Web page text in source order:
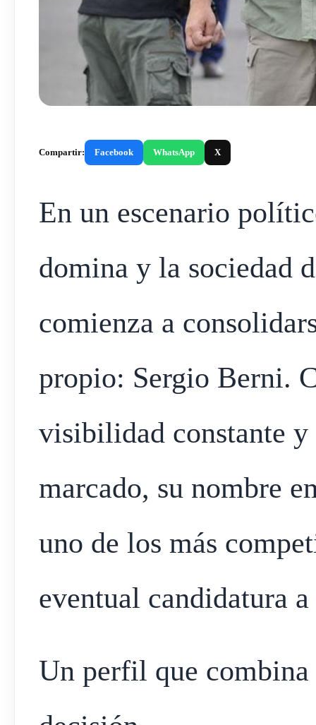
Compartir: Facebook WhatsApp X
En un escenario
domina y la sociedad
comienza a
propio: Sergio Berni.
visibilidad constante
marcado, su nombre
uno de los más
eventual candidatura
Un perfil que